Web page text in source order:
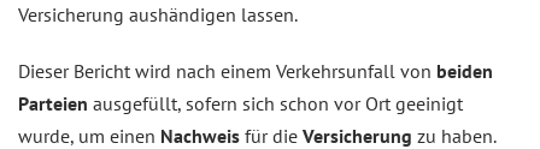
Versicherung aushändigen lassen.
Dieser Bericht wird nach einem Verkehrsunfall von beiden
Parteien ausgefüllt, sofern sich schon vor Ort geeinigt
wurde, um einen Nachweis für die Versicherung zu haben.